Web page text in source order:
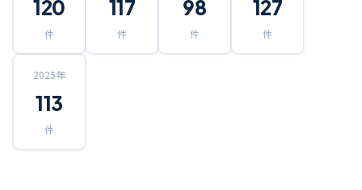
120
件
117
件
98
件
127
件
2025年
113
件